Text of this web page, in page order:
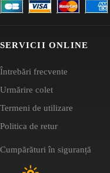
SERVICII ONLINE
Întrebări frecvente
Urmărire colet
Termeni de utilizare
Politica de retur
Cumpărături în siguranță